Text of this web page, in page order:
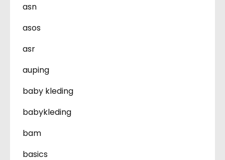
asn
asos
asr
auping
baby kleding
babykleding
bam
basics